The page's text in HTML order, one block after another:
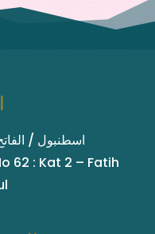
62 : Kat 2 – Fatih